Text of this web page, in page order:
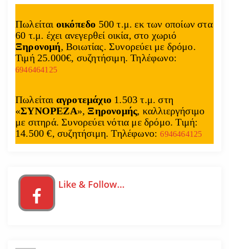
Πωλείται οικόπεδο 500 τ.μ. εκ των οποίων στα
60 τ.μ. έχει ανεγερθεί οικία, στο χωριό
Ξηρονομή, Βοιωτίας. Συνορεύει με δρόμο.
Τιμή 25.000€, συζητήσιμη. Τηλέφωνο:
6946464125
Πωλείται αγροτεμάχιο 1.503 τ.μ. στη
«ΣΥΝΟΡΕΖΑ», Ξηρονομής, καλλιεργήσιμο
με σιτηρά. Συνορεύει νότια με δρόμο. Τιμή:
14.500 €, συζητήσιμη. Τηλέφωνο:6946464125
Like & Follow…